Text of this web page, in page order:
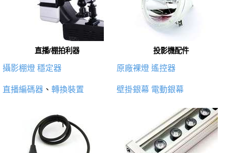
直播/棚拍利器
攝影棚燈 穩定器
直播編碼器 、 轉換裝置
投影機配件
原廠裸燈 遙控器
壁掛銀幕 電動銀幕